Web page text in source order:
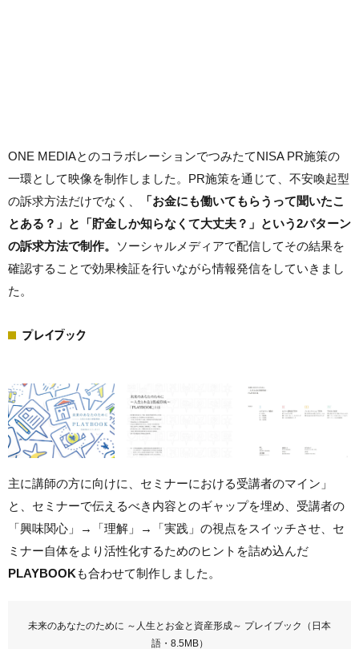
ONE MEDIAとのコラボレーションでつみたてNISA PR施策の
一環として映像を制作しました。PR施策を通じて、不安喚起型
の訴求方法だけでなく、
「お金にも働いてもらうって聞いたこ
とある？」と「貯金しか知らなくて大丈夫？」という2パターン
の訴求方法で制作。
ソーシャルメディアで配信してその結果を
確認することで効果検証を行いながら情報発信をしていきまし
た。
プレイブック
主に講師の方に向けに、セミナーにおける受講者のマイン」
と、セミナーで伝えるべき内容とのギャップを埋め、受講者の
「興味関心」→「理解」→「実践」の視点をスイッチさせ、セ
ミナー自体をより活性化するためのヒントを詰め込んだ
PLAYBOOKも合わせて制作しました。
未来のあなたのために ～人生とお金と資産形成～ プレイブック（日本
語・8.5MB）